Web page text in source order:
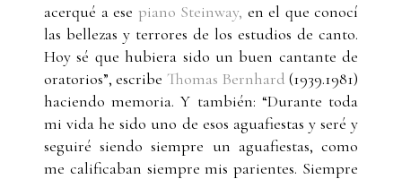
acerqué a ese piano Steinway, en el que conocí
las bellezas y terrores de los estudios de canto.
Hoy sé que hubiera sido un buen cantante de
oratorios”, escribe Thomas Bernhard (1939.1981)
haciendo memoria. Y también: “Durante toda
mi vida he sido uno de esos aguafiestas y seré y
seguiré siendo siempre un aguafiestas, como
me calificaban siempre mis parientes. Siempre